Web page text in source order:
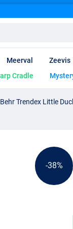
Meerval Zeevis
Cradle
Behr Trendex Little
-38%